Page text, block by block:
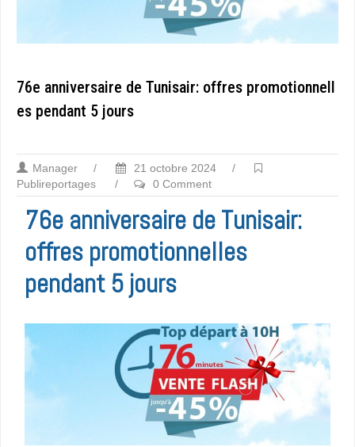
76e anniversaire de Tunisair: offres promotionnell
es pendant 5 jours
Manager / 21 octobre 2024
/
Publireportages
/ 0 Comment
76e anniversaire de Tunisair:
offres promotionnelles
pendant 5 jours